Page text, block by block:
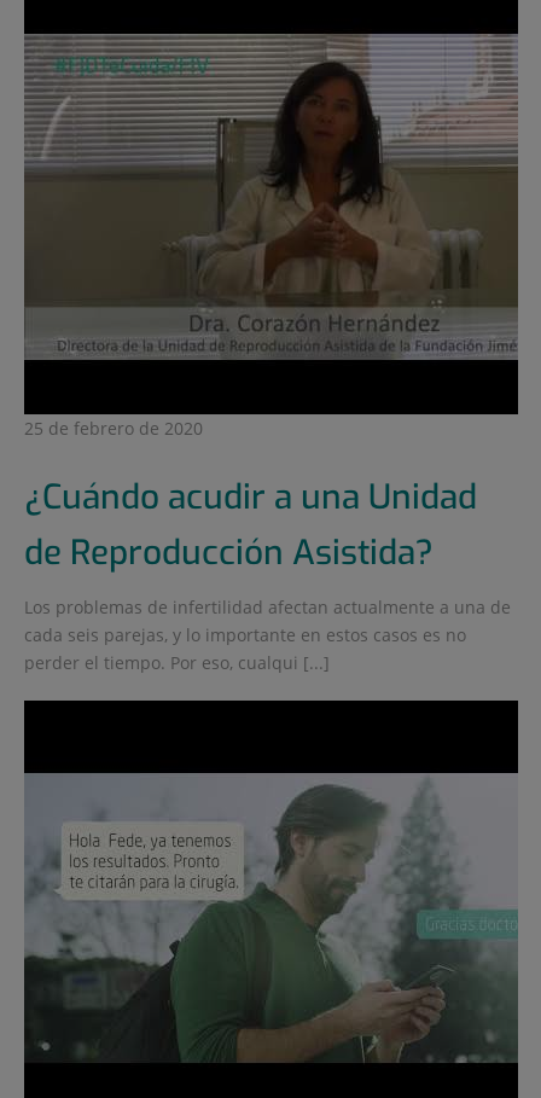
25 de febrero de 2020
¿Cuándo acudir a una Unidad
de Reproducción Asistida?
Los problemas de infertilidad afectan actualmente a una de
cada seis parejas, y lo importante en estos casos es no
perder el tiempo. Por eso, cualqui [...]